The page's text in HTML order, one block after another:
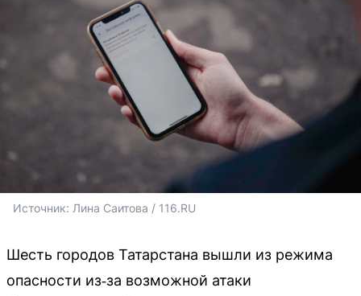
Источник: Лина Саитова / 116.RU
Шесть городов Татарстана вышли из режима
опасности из‑за возможной атаки